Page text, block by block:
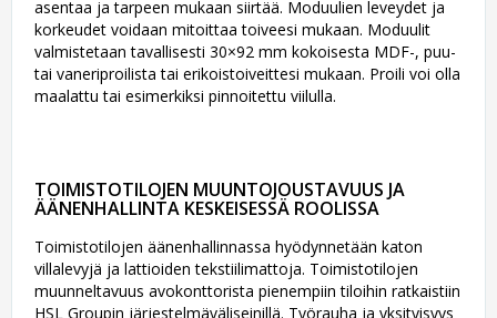
asentaa ja tarpeen mukaan siirtää. Moduulien leveydet ja
korkeudet voidaan mitoittaa toiveesi mukaan. Moduulit
valmistetaan tavallisesti 30×92 mm kokoisesta MDF-, puu-
tai vaneriprofiilista tai erikoistoiveittesi mukaan. Profiili voi olla
maalattu tai esimerkiksi pinnoitettu viilulla.
TOIMISTOTILOJEN MUUNTOJOUSTAVUUS JA
ÄÄNENHALLINTA KESKEISESSÄ ROOLISSA
Toimistotilojen äänenhallinnassa hyödynnetään katon
villalevyjä ja lattioiden tekstiilimattoja. Toimistotilojen
muunneltavuus avokonttorista pienempiin tiloihin ratkaistiin
HSL Groupin järjestelmäväliseinillä. Työrauha ja yksityisyys